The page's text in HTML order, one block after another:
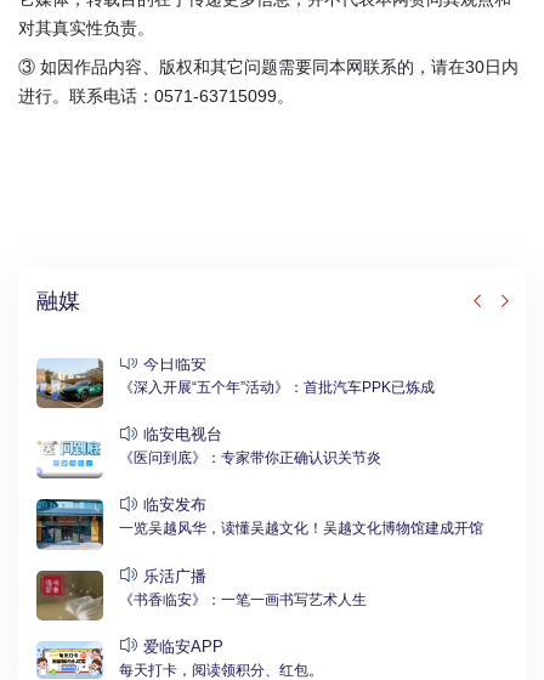
对其真实性负责。
③ 如因作品内容、版权和其它问题需要同本网联系的，请在30日内
进行。联系电话：0571-63715099。
融媒
今日临安
《深入开展“五个年”活动》：首批汽车PPK已炼成
临安电视台
《医问到底》：专家带你正确认识关节炎
临安发布
一览吴越风华，读懂吴越文化！吴越文化博物馆建成开馆
乐活广播
《书香临安》：一笔一画书写艺术人生
爱临安APP
每天打卡，阅读领积分、红包。